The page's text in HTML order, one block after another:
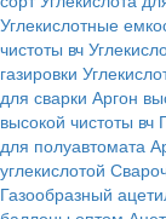
Углекислотные
чистоты вч
газировки
для сварки Аргон
высокой чистоты вч
для полуавтомата
углекислотой
Газообразный